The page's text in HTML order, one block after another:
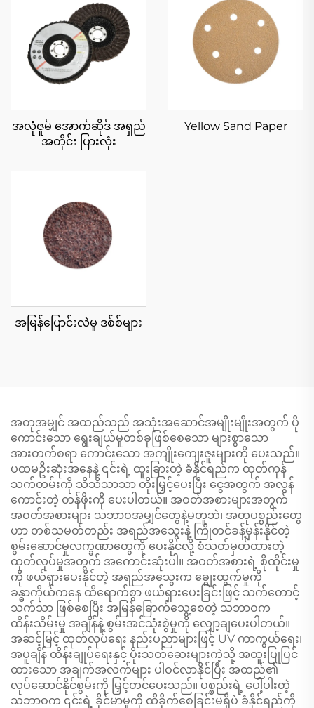
အလုံဇူမ် အောက်ဆိုဒ် အရှည်
အတိုင်း ပြားလုံး
Yellow Sand Paper
အမြန်ပြောင်းလဲမှု ဒစ်စ်များ
အတုအမျှင် အထည်သည် အသုံးအဆောင်အမျိုးမျိုးအတွက် ပို
ကောင်းသော ရွေးချယ်မှုတစ်ခုဖြစ်စေသော များစွာသော
အားတက်စရာ ကောင်းသော အကျိုးကျေးဇူးများကို ပေးသည်။
ပထမဦးဆုံးအနေနဲ့ ၎င်းရဲ့ ထူးခြားတဲ့ ခံနိုင်ရည်က ထုတ်ကုန်
သက်တမ်းကို သိသိသာသာ တိုးမြှင့်ပေးပြီး ငွေအတွက် အလွန်
ကောင်းတဲ့ တန်ဖိုးကို ပေးပါတယ်။ အဝတ်အစားများအတွက်
အဝတ်အစားများ သဘာဝအမျှင်တွေနဲ့မတူဘဲ၊ အတုပစ္စည်းတွေ
ဟာ တစ်သမတ်တည်း အရည်အသွေးနဲ့ ကြိုတင်ခန့်မှန်းနိုင်တဲ့
စွမ်းဆောင်မှုလက္ခဏာတွေကို ပေးနိုင်လို့ စံသတ်မှတ်ထားတဲ့
ထုတ်လုပ်မှုအတွက် အကောင်းဆုံးပါ။ အဝတ်အစားရဲ့ စိုထိုင်းမှု
ကို ဖယ်ရှားပေးနိုင်တဲ့ အရည်အသွေးက ချွေးထွက်မှုကို
ခန္ဓာကိုယ်ကနေ ထိရောက်စွာ ဖယ်ရှားပေးခြင်းဖြင့် သက်တောင့်
သက်သာ ဖြစ်စေပြီး အမြန်ခြောက်သွေ့စေတဲ့ သဘာဝက
ထိန်းသိမ်းမှု အချိန်နဲ့ စွမ်းအင်သုံးစွဲမှုကို လျှော့ချပေးပါတယ်။
အဆင့်မြင့် ထုတ်လုပ်ရေး နည်းပညာများဖြင့် UV ကာကွယ်ရေး၊
အပူချိန် ထိန်းချုပ်ရေးနှင့် ပိုးသတ်ဆေးများကဲ့သို့ အထူးပြုပြင်
ထားသော အချက်အလက်များ ပါဝင်လာနိုင်ပြီး အထည်၏
လုပ်ဆောင်နိုင်စွမ်းကို မြှင့်တင်ပေးသည်။ ပစ္စည်းရဲ့ ပေါ့ပါးတဲ့
သဘာဝက ၎င်းရဲ့ ခိုင်မာမှုကို ထိခိုက်စေခြင်းမရှိပဲ ခံနိုင်ရည်ကို